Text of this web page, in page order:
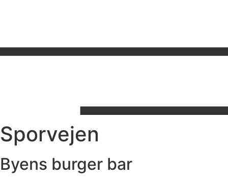
Sporvejen
Byens burger bar